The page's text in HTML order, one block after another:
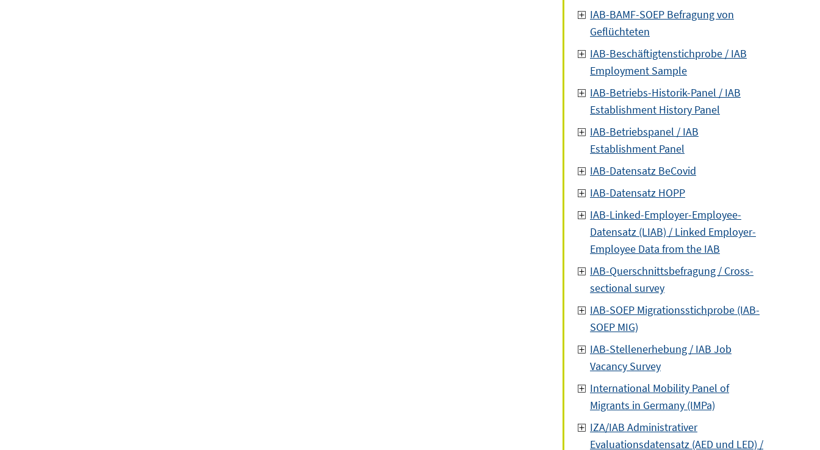
IAB-BAMF-SOEP Befragung von
Geflüchteten
IAB-Beschäftigtenstichprobe / IAB
Employment Sample
IAB-Betriebs-Historik-Panel / IAB
Establishment History Panel
IAB-Betriebspanel / IAB
Establishment Panel
IAB-Datensatz BeCovid
IAB-Datensatz HOPP
IAB-Linked-Employer-Employee-
Datensatz (LIAB) / Linked Employer-
Employee Data from the IAB
IAB-Querschnittsbefragung / Cross-
sectional survey
IAB-SOEP Migrationsstichprobe (IAB-
SOEP MIG)
IAB-Stellenerhebung / IAB Job
Vacancy Survey
International Mobility Panel of
Migrants in Germany (IMPa)
IZA/IAB Administrativer
Evaluationsdatensatz (AED und LED) /